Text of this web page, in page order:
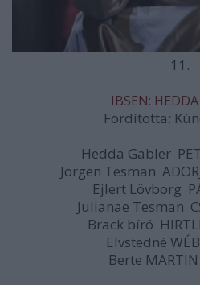
11.
IBSEN:
Fordította:
Hedda Gabler
Jörgen Tesman
Ejlert Lövborg
Julianae Tesman
Brack bíró
Elvstedné
Berte